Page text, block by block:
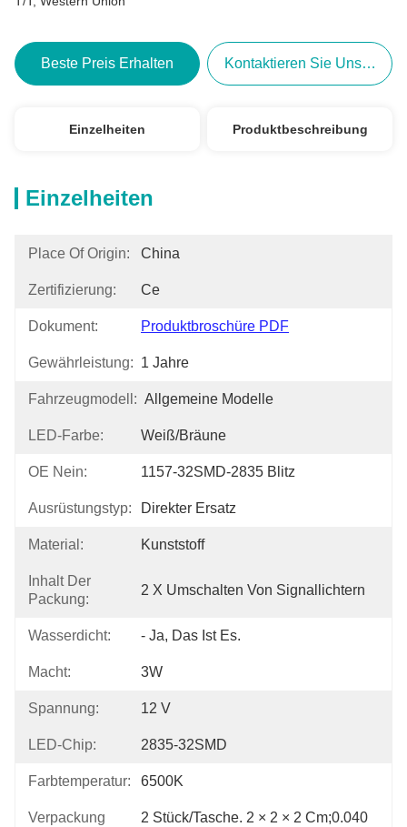
Beste Preis Erhalten Kontaktieren Sie Uns Jetzt
Einzelheiten Produktbeschreibung
Einzelheiten
Place Of Origin: China
Zertifizierung: Ce
Dokument: Produktbroschüre PDF
Gewährleistung: 1 Jahre
Fahrzeugmodell: Allgemeine Modelle
LED-Farbe: Weiß/Bräune
OE Nein: 1157-32SMD-2835 Blitz
Ausrüstungstyp: Direkter Ersatz
Material: Kunststoff
Inhalt Der
Packung:
2 X Umschalten Von Signallichtern
Wasserdicht: - Ja, Das Ist Es.
Macht: 3W
Spannung: 12 V
LED-Chip: 2835-32SMD
Farbtemperatur: 6500K
Verpackung
2 Stück/Tasche. 2 × 2 × 2 Cm;0.040